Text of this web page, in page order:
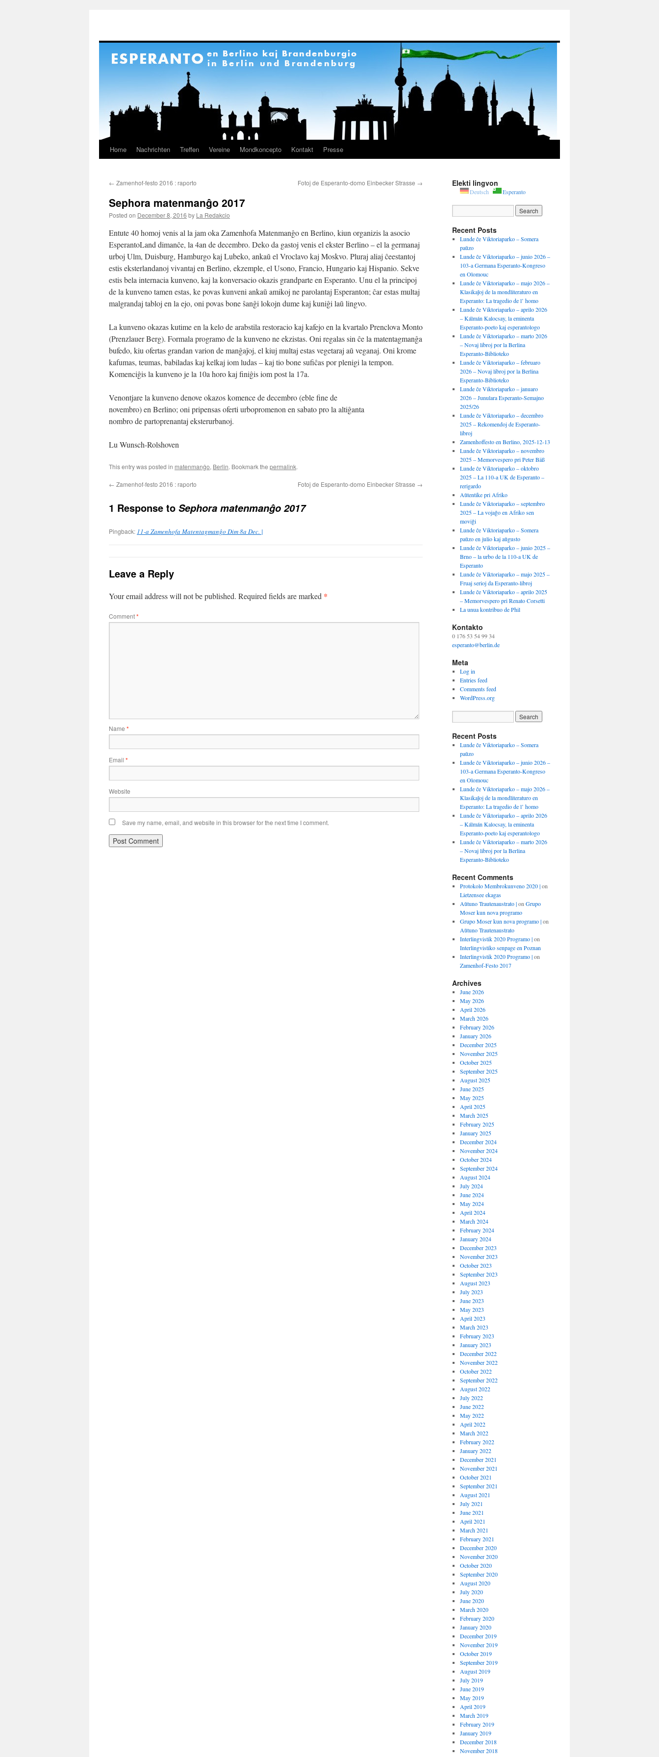
Skip
content
Home Nachrichten Treffen Vereine Mondkoncepto Kontakt Presse
← Zamenhof-festo 2016 : raporto Fotoj de Esperanto-domo Einbecker Strasse →
Sephora matenmanĝo 2017
Posted on December 8, 2016 by La Redakcio
Entute 40 homoj venis al la jam oka Zamenhofa Matenmanĝo en Berlino, kiun organizis la asocio
EsperantoLand dimanĉe, la 4an de decembro. Deko da gastoj venis el ekster Berlino – el la germanaj
urboj Ulm, Duisburg, Hamburgo kaj Lubeko, ankaŭ el Vroclavo kaj Moskvo. Pluraj aliaj ĉeestantoj
estis eksterlandanoj vivantaj en Berlino, ekzemple, el Usono, Francio, Hungario kaj Hispanio. Sekve
estis bela internacia kunveno, kaj la konversacio okazis grandparte en Esperanto. Unu el la principoj
de la kunveno tamen estas, ke povas kunveni ankaŭ amikoj ne parolantaj Esperanton; ĉar estas multaj
malgrandaj tabloj en la ejo, oni povas bone ŝanĝi lokojn dume kaj kuniĝi laŭ lingvo.
La kunveno okazas kutime en la kelo de arabstila restoracio kaj kafejo en la kvartalo Prenclova Monto
(Prenzlauer Berg). Formala programo de la kunveno ne ekzistas. Oni regalas sin ĉe la matentagmanĝa
bufedo, kiu ofertas grandan varion de manĝaĵoj, el kiuj multaj estas vegetaraj aŭ veganaj. Oni krome
kafumas, teumas, babiladas kaj kelkaj iom ludas – kaj tio bone sufiĉas por plenigi la tempon.
Komenciĝis la kunveno je la 10a horo kaj finiĝis iom post la 17a.
Venontjare la kunveno denove okazos komence de decembro (eble fine de
novembro) en Berlino; oni pripensas oferti urbopromenon en sabato pro la altiĝanta
nombro de partoprenantaj eksterurbanoj.
Lu Wunsch-Rolshoven
This entry was posted in matenmanĝo, Berlin. Bookmark the permalink.
← Zamenhof-festo 2016 : raporto Fotoj de Esperanto-domo Einbecker Strasse →
1 Response to Sephora matenmanĝo 2017
Pingback: 11-a Zamenhofa Matentagmanĝo Dim 8a Dec. |
Leave a Reply
Your email address will not be published. Required fields are marked *
Comment*
Name *
Email *
Website
Save my name, email, and website in this browser for the next time I comment.
Elekti lingvon
Deutsch Esperanto
Recent Posts
Lunde ĉe Viktoriaparko – Somera
paŭzo
Lunde ĉe Viktoriaparko – junio 2026 –
103-a Germana Esperanto-Kongreso
en Olomouc
Lunde ĉe Viktoriaparko – majo 2026 –
Klasikaĵoj de la mondliteraturo en
Esperanto: La tragedio de l’ homo
Lunde ĉe Viktoriaparko – aprilo 2026
– Kálmán Kalocsay, la eminenta
Esperanto-poeto kaj esperantologo
Lunde ĉe Viktoriaparko – marto 2026
– Novaj libroj por la Berlina
Esperanto-Biblioteko
Lunde ĉe Viktoriaparko – februaro
2026 – Novaj libroj por la Berlina
Esperanto-Biblioteko
Lunde ĉe Viktoriaparko – januaro
2026 – Junulara Esperanto-Semajno
2025/26
Lunde ĉe Viktoriaparko – decembro
2025 – Rekomendoj de Esperanto-
libroj
Zamenhoffesto en Berlino, 2025-12-13
Lunde ĉe Viktoriaparko – novembro
2025 – Memorvespero pri Peter Bäß
Lunde ĉe Viktoriaparko – oktobro
2025 – La 110-a UK de Esperanto –
rerigardo
Aŭtentike pri Afriko
Lunde ĉe Viktoriaparko – septembro
2025 – La vojaĝo en Afriko sen
moviĝi
Lunde ĉe Viktoriaparko – Somera
paŭzo en julio kaj aŭgusto
Lunde ĉe Viktoriaparko – junio 2025 –
Brno – la urbo de la 110-a UK de
Esperanto
Lunde ĉe Viktoriaparko – majo 2025 –
Fruaj serioj da Esperanto-libroj
Lunde ĉe Viktoriaparko – aprilo 2025
– Memorvespero pri Renato Corsetti
La unua kontribuo de Phil
Kontakto
0 176 53 54 99 34
esperanto@berlin.de
Meta
Log in
Entries feed
Comments feed
WordPress.org
Recent Posts
Lunde ĉe Viktoriaparko – Somera
paŭzo
Lunde ĉe Viktoriaparko – junio 2026 –
103-a Germana Esperanto-Kongreso
en Olomouc
Lunde ĉe Viktoriaparko – majo 2026 –
Klasikaĵoj de la mondliteraturo en
Esperanto: La tragedio de l’ homo
Lunde ĉe Viktoriaparko – aprilo 2026
– Kálmán Kalocsay, la eminenta
Esperanto-poeto kaj esperantologo
Lunde ĉe Viktoriaparko – marto 2026
– Novaj libroj por la Berlina
Esperanto-Biblioteko
Recent Comments
Protokolo Membrokunveno 2020 |on
Lietzensee ekagas
Aŭtuno Trautenaustrato |on Grupo
Moser kun nova programo
Grupo Moser kun nova programo |on
Aŭtuno Trautenaustrato
Interlingvistik 2020 Programo |on
Interlingvistiko senpage en Poznan
Interlingvistik 2020 Programo |on
Zamenhof-Festo 2017
Archives
June 2026
May 2026
April 2026
March 2026
February 2026
January 2026
December 2025
November 2025
October 2025
September 2025
August 2025
June 2025
May 2025
April 2025
March 2025
February 2025
January 2025
December 2024
November 2024
October 2024
September 2024
August 2024
July 2024
June 2024
May 2024
April 2024
March 2024
February 2024
January 2024
December 2023
November 2023
October 2023
September 2023
August 2023
July 2023
June 2023
May 2023
April 2023
March 2023
February 2023
January 2023
December 2022
November 2022
October 2022
September 2022
August 2022
July 2022
June 2022
May 2022
April 2022
March 2022
February 2022
January 2022
December 2021
November 2021
October 2021
September 2021
August 2021
July 2021
June 2021
April 2021
March 2021
February 2021
December 2020
November 2020
October 2020
September 2020
August 2020
July 2020
June 2020
March 2020
February 2020
January 2020
December 2019
November 2019
October 2019
September 2019
August 2019
July 2019
June 2019
May 2019
April 2019
March 2019
February 2019
January 2019
December 2018
November 2018